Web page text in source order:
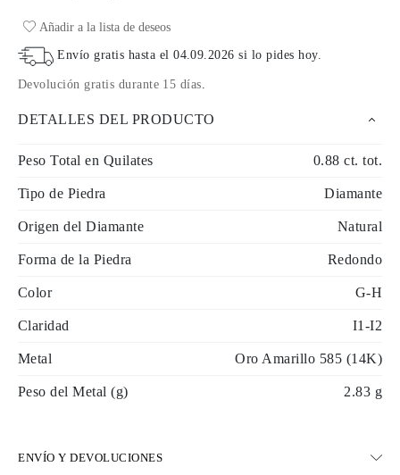
Añadir a la lista de deseos
Envío gratis hasta el04.09.2026 si lo pides hoy.
Devolución gratis durante 15 días.
DETALLES DEL PRODUCTO
Peso Total en Quilates 0.88 ct. tot.
Tipo de Piedra Diamante
Origen del Diamante Natural
Forma de la Piedra Redondo
Color G-H
Claridad I1-I2
Metal Oro Amarillo 585 (14K)
Peso del Metal (g) 2.83 g
ENVÍO Y DEVOLUCIONES